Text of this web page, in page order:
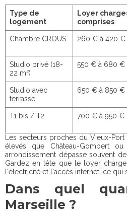
Type de
logement
Loyer
comprises
Chambre CROUS 260 € à 420 €
Studio privé (18-
22 m²)
550 € à 680 €
Studio avec
terrasse
650 € à 850 €
T1 bis / T2 700 € à 950 €
Les secteurs proches du Vieux-
élevés que Château-Gombert
arrondissement dépasse souvent
Gardez en tête que le loyer
l'électricité et l'accès internet, ce qui
Dans quel
Marseille ?